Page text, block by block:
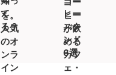
て
る？
ヒー
スタ
ンド
6選
ー
を。
人気
のオ
ンラ
イン
コー
ヒー
が飲
める
カフ
ェ・